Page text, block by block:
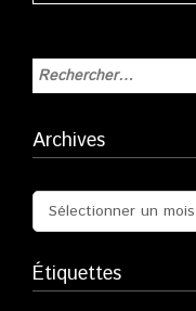
Archives
Étiquettes